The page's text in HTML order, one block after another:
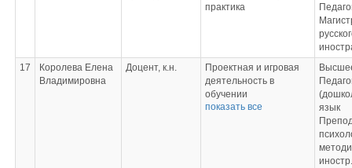
практика
17
Королева Елена
Владимировна
Доцент, к.н.
Проектная и игровая
деятельность в
обучении
иностранным языкам;
показать все
язык